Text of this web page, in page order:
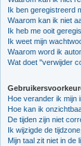
Ik ben geregistreerd
Waarom kan ik niet
Ik heb me ooit
Ik weet mijn
Waarom word ik
Wat doet "verwijder
Hoe verander ik mijn
Hoe kan ik
De tijden zijn niet
Ik wijzigde de
Mijn taal zit niet in de